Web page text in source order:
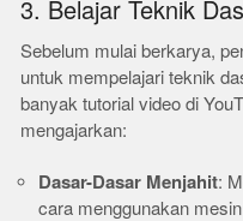
3. Belajar Teknik
Sebelum mulai berkarya,
untuk mempelajari teknik
banyak tutorial video di
mengajarkan:
Dasar-Dasar Menjahit:
cara menggunakan